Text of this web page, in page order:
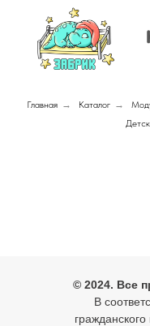
Главная → Каталог →
© 2024. Все
В